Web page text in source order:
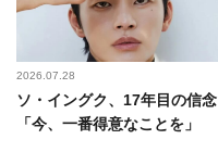
2026.07.28
ソ・イングク、17年目の信念
「今、一番得意なことを」